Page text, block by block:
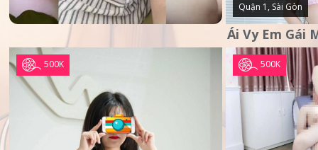
Quận 1, Sài Gòn
500K 500K